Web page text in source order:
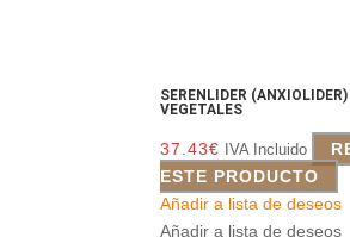
SERENLIDER
VEGETALES
37.43€ IVA Incluido
ESTE PRODUCTO
Añadir a lista de deseos
Añadir a lista de deseos